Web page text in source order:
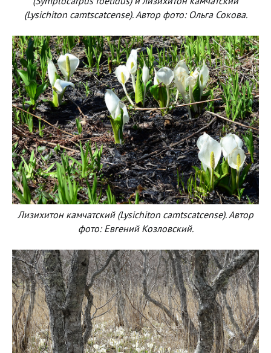
(Lysichiton camtscatcense). Автор фото: Ольга Сокова.
Лизихитон камчатский (Lysichiton camtscatcense). Автор
фото: Евгений Козловский.